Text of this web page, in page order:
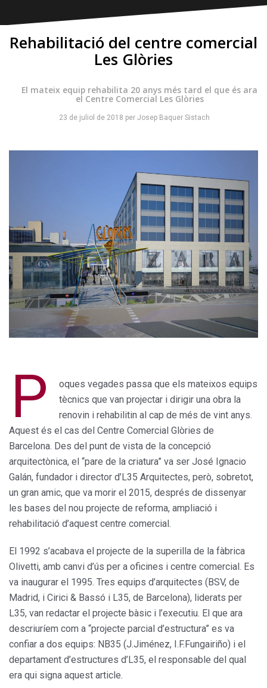
Rehabilitació del centre comercial
Les Glòries
El mateix equip rehabilita 20 anys més tard el que és ara
el Centre Comercial Les Glòries
23 de juliol de 2018 per Josep Baquer Sistach
P
oques vegades passa que els mateixos equips
tècnics que van projectar i dirigir una obra la
renovin i rehabilitin al cap de més de vint anys.
Aquest és el cas del Centre Comercial Glòries de
Barcelona. Des del punt de vista de la concepció
arquitectònica, el “pare de la criatura” va ser José Ignacio
Galán, fundador i director d’L35 Arquitectes, però, sobretot,
un gran amic, que va morir el 2015, després de dissenyar
les bases del nou projecte de reforma, ampliació i
rehabilitació d’aquest centre comercial.
El 1992 s’acabava el projecte de la superilla de la fàbrica
Olivetti, amb canvi d’ús per a oficines i centre comercial. Es
va inaugurar el 1995. Tres equips d’arquitectes (BSV, de
Madrid, i Cirici & Bassó i L35, de Barcelona), liderats per
L35, van redactar el projecte bàsic i l’executiu. El que ara
descriuríem com a “projecte parcial d’estructura” es va
confiar a dos equips: NB35 (J.Jiménez, I.F.Fungairiño) i el
departament d’estructures d’L35, el responsable del qual
era qui signa aquest article.